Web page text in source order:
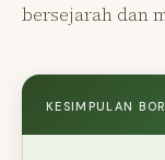
bersejarah dan
KESIMPULAN